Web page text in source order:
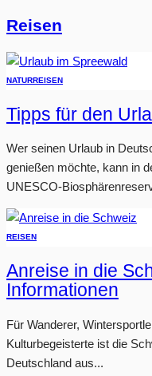
Reisen
NATURREISEN
Tipps für den
Wer seinen Urlaub in
genießen möchte, kann in
UNESCO-
REISEN
Anreise in die
Informationen
Für Wanderer,
Kulturbegeisterte ist die
Deutschland aus...